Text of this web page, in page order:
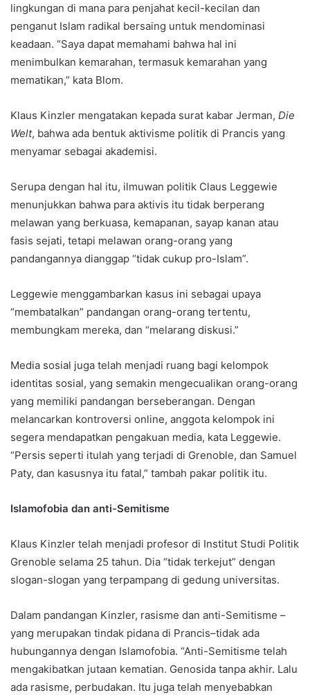
lingkungan di mana para penjahat kecil-kecilan dan
penganut Islam radikal bersaing untuk mendominasi
keadaan. “Saya dapat memahami bahwa hal ini
menimbulkan kemarahan, termasuk kemarahan yang
mematikan,” kata Blom.
Klaus Kinzler mengatakan kepada surat kabar Jerman, Die
Welt, bahwa ada bentuk aktivisme politik di Prancis yang
menyamar sebagai akademisi.
Serupa dengan hal itu, ilmuwan politik Claus Leggewie
menunjukkan bahwa para aktivis itu tidak berperang
melawan yang berkuasa, kemapanan, sayap kanan atau
fasis sejati, tetapi melawan orang-orang yang
pandangannya dianggap “tidak cukup pro-Islam”.
Leggewie menggambarkan kasus ini sebagai upaya
“membatalkan” pandangan orang-orang tertentu,
membungkam mereka, dan “melarang diskusi.”
Media sosial juga telah menjadi ruang bagi kelompok
identitas sosial, yang semakin mengecualikan orang-orang
yang memiliki pandangan berseberangan. Dengan
melancarkan kontroversi online, anggota kelompok ini
segera mendapatkan pengakuan media, kata Leggewie.
“Persis seperti itulah yang terjadi di Grenoble, dan Samuel
Paty, dan kasusnya itu fatal,” tambah pakar politik itu.
Islamofobia dan anti-Semitisme
Klaus Kinzler telah menjadi profesor di Institut Studi Politik
Grenoble selama 25 tahun. Dia “tidak terkejut” dengan
slogan-slogan yang terpampang di gedung universitas.
Dalam pandangan Kinzler, rasisme dan anti-Semitisme –
yang merupakan tindak pidana di Prancis–tidak ada
hubungannya dengan Islamofobia. “Anti-Semitisme telah
mengakibatkan jutaan kematian. Genosida tanpa akhir. Lalu
ada rasisme, perbudakan. Itu juga telah menyebabkan